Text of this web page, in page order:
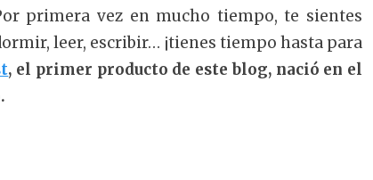
primera vez en mucho tiempo, te sientes
leer, escribir… ¡tienes tiempo hasta para
, el primer producto de este blog, nació en el